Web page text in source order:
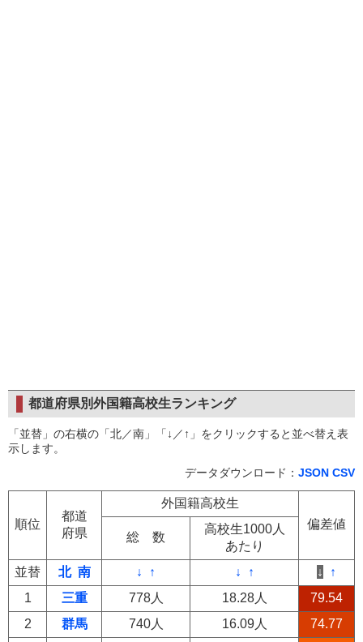
都道府県別外国籍高校生ランキング
「並替」の右横の「北／南」「↓／↑」をクリックすると並べ替え表
示します。
データダウンロード： JSON CSV
順位
都道
府県
外国籍高校生
偏差値
総 数
高校生1000人
あたり
並替
北 南 ↓ ↑ ↓ ↑ ↓
↑
1
三重 778人 18.28人
79.54
2
群馬 740人 16.09人
74.77